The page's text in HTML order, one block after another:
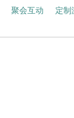
聚会互动 定制